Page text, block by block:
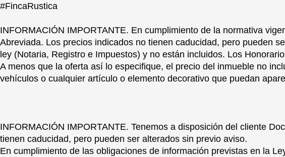
#FincaRustica
INFORMACIÓN IMPORTANTE. En cumplimiento de la normativa
Abreviada. Los precios indicados no tienen caducidad, pero pueden
ley (Notaria, Registro e Impuestos) y no están incluidos. Los
A menos que la oferta así lo especifique, el precio del inmueble no
vehículos o cualquier artículo o elemento decorativo que puedan
INFORMACIÓN IMPORTANTE. Tenemos a disposición del cliente
tienen caducidad, pero pueden ser alterados sin previo aviso.
En cumplimiento de las obligaciones de información previstas en la